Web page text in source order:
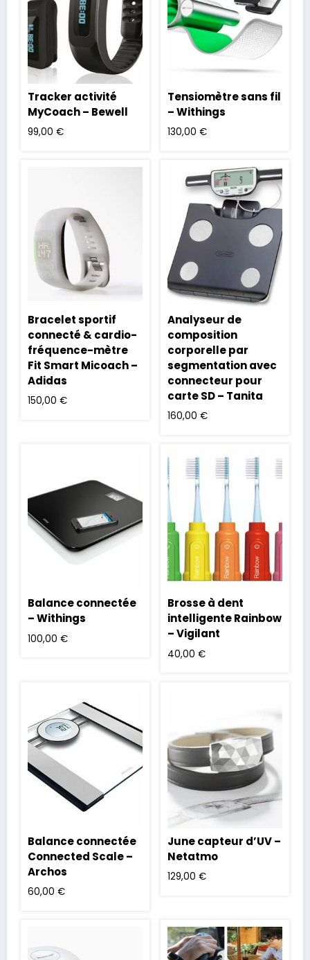
Tracker activité
MyCoach – Bewell
99,00 €
Tensiomètre sans fil
– Withings
130,00 €
Bracelet sportif
connecté & cardio-
fréquence-mètre
Fit Smart Micoach –
Adidas
150,00 €
Analyseur de
composition
corporelle par
segmentation avec
connecteur pour
carte SD – Tanita
160,00 €
Balance connectée
– Withings
100,00 €
Brosse à dent
intelligente Rainbow
– Vigilant
40,00 €
Balance connectée
Connected Scale –
Archos
60,00 €
June capteur d’UV –
Netatmo
129,00 €